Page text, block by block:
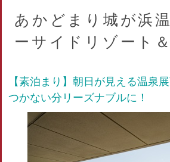
あかどまり城が浜
ーサイドリゾート
【素泊まり】朝日が見える温泉
つかない分リーズナブルに！